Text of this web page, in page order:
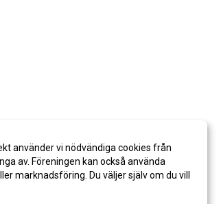
använder vi nödvändiga cookies från
av. Föreningen kan också använda
marknadsföring. Du väljer själv om du vill